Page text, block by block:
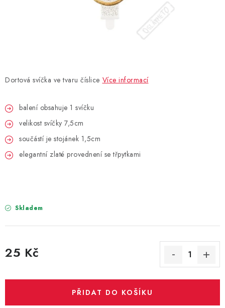
DÁRKY
HELIUM NA BALÓNKY
LAMPIONY
OSLAVA PODLE BAREV
PIŇATY
SEZÓNNÍ SVÁTKY
Dortová svíčka ve tvaru číslice Více informací
balení obsahuje 1 svíčku
velikost svíčky 7,5cm
součástí je stojánek 1,5cm
elegantní zlaté provednení se třpytkami
Skladem
25 Kč
PŘIDAT DO KOŠÍKU